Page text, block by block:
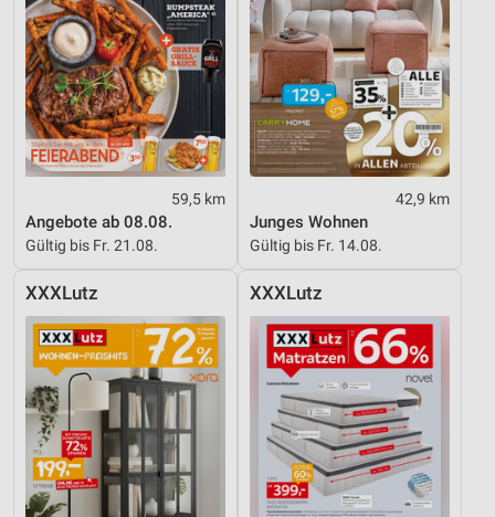
59,5 km
Angebote ab 08.08.
Gültig bis Fr. 21.08.
42,9 km
Junges Wohnen
Gültig bis Fr. 14.08.
XXXLutz XXXLutz